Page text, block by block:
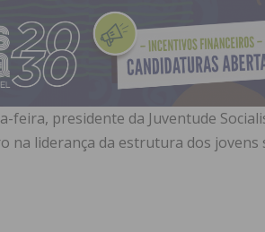
presidente da Juventude
na liderança da estrutura dos jovens